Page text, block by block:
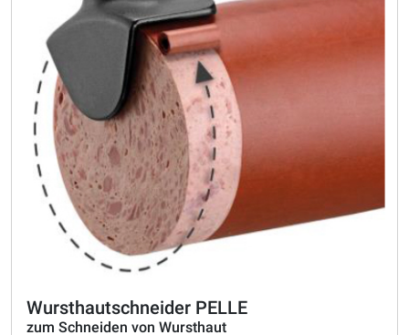
Wursthautschneider PELLE
zum Schneiden von Wursthaut